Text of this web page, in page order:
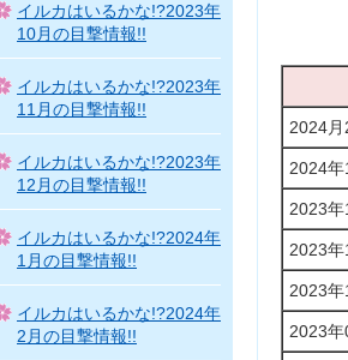
イルカはいるかな!?2023年
10月の目撃情報!!
イルカはいるかな!?2023年
11月の目撃情報!!
イルカはいるかな!?2023年
12月の目撃情報!!
イルカはいるかな!?2024年
1月の目撃情報!!
イルカはいるかな!?2024年
2月の目撃情報!!
2024月
2024年
2023年
2023年
2023年
2023年